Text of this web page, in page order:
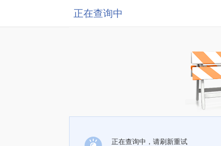
正在查询中
正在查询中，请刷新重试